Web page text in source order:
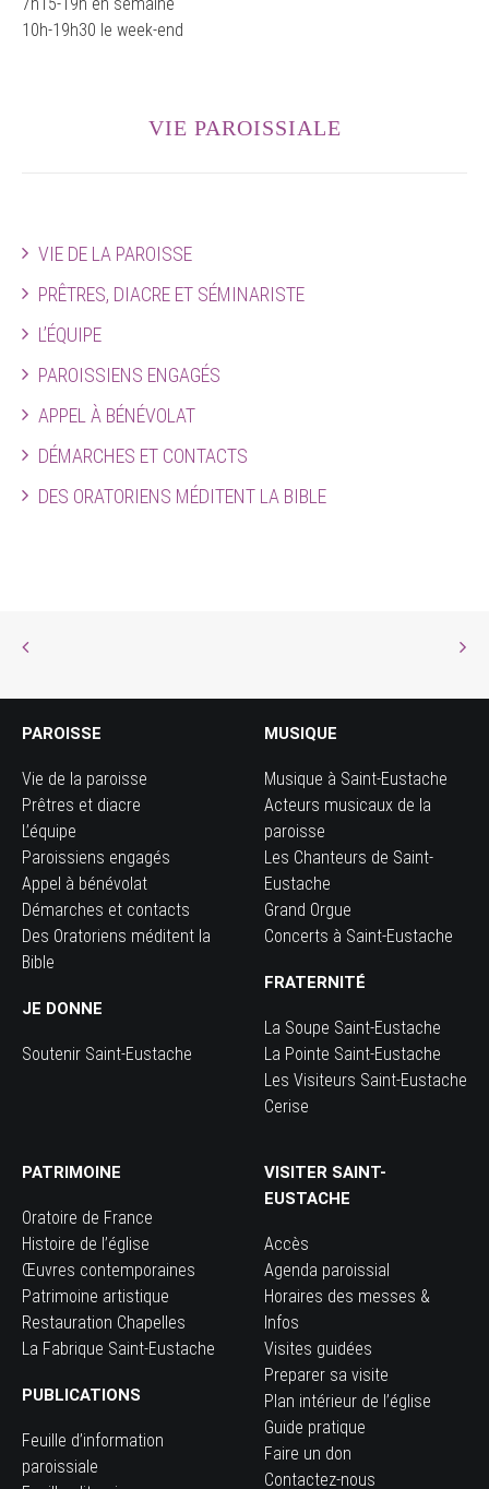
10h-19h30 le week-end
VIE PAROISSIALE
VIE DE LA PAROISSE
PRÊTRES, DIACRE ET SÉMINARISTE
L’ÉQUIPE
PAROISSIENS ENGAGÉS
APPEL À BÉNÉVOLAT
DÉMARCHES ET CONTACTS
DES ORATORIENS MÉDITENT LA BIBLE
PAROISSE
Vie de la paroisse
Prêtres et diacre
L’équipe
Paroissiens engagés
Appel à bénévolat
Démarches et contacts
Des Oratoriens méditent la
Bible
JE DONNE
Soutenir Saint-Eustache
MUSIQUE
Musique à Saint-Eustache
Acteurs musicaux de la
paroisse
Les Chanteurs de Saint-
Eustache
Grand Orgue
Concerts à Saint-Eustache
FRATERNITÉ
La Soupe Saint-Eustache
La Pointe Saint-Eustache
Les Visiteurs Saint-Eustache
Cerise
PATRIMOINE
Oratoire de France
Histoire de l’église
Œuvres contemporaines
Patrimoine artistique
Restauration Chapelles
La Fabrique Saint-Eustache
PUBLICATIONS
Feuille d’information
paroissiale
VISITER SAINT-
EUSTACHE
Accès
Agenda paroissial
Horaires des messes &
Infos
Visites guidées
Preparer sa visite
Plan intérieur de l’église
Guide pratique
Faire un don
Contactez-nous